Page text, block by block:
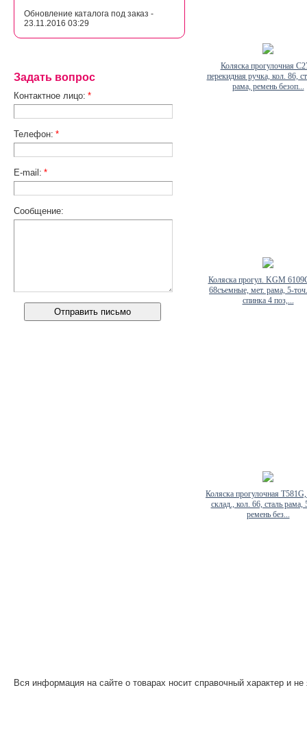
Обновление каталога под заказ -
23.11.2016 03:29
Задать вопрос
Контактное лицо: *
Телефон: *
E-mail: *
Сообщение:
Коляска прогулочная
перекидная ручка, кол. 86,
рама, ремень безоп...
Коляска прогул. KGM
68съемные, мет. рама, 5-
спинка 4 поз,...
Коляска прогулочная
склад., кол. 66, сталь рама,
ремень без...
Вся информация на сайте о товарах носит справочный характер и